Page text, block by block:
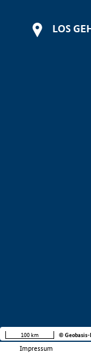
LOS
Impressum
100 km © Geobasis-